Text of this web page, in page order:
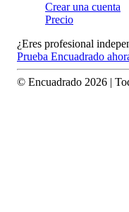
Crear una cuenta
Precio
¿Eres profesional
Prueba Encuadrado
© Encuadrado 2026 |